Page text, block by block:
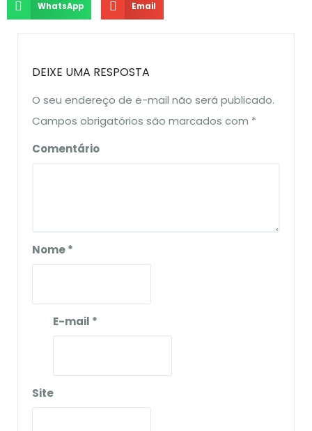
WhatsApp Email
DEIXE UMA RESPOSTA
O seu endereço de e-mail não será publicado.
Campos obrigatórios são marcados com *
Comentário
Nome*
E-mail *
Site